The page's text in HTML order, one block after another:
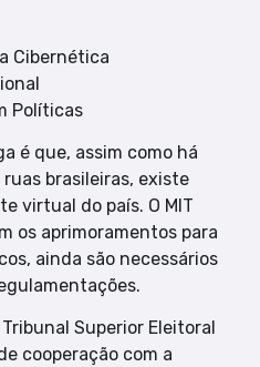
Cibernética
Políticas
é que, assim como há
brasileiras, existe
virtual do país. O MIT
os aprimoramentos para
ainda são necessários
Superior Eleitoral
cooperação com a